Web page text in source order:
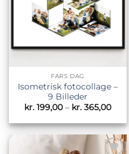
FARS DAG
Isometrisk fotocollage –
9 Billeder
kr. 199,00 – kr. 365,00
til
kr.